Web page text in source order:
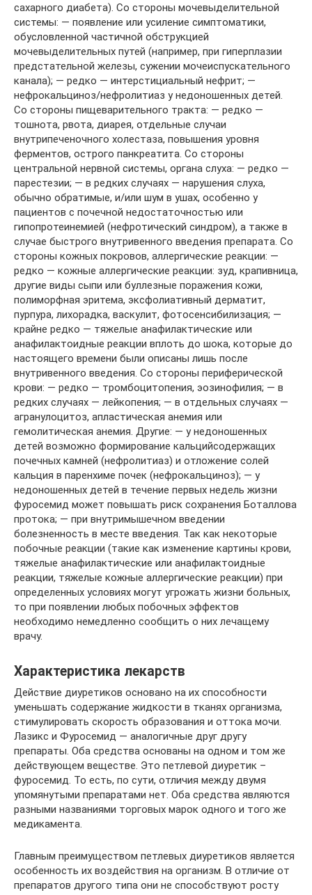
сахарного диабета). Со стороны мочевыделительной
системы: — появление или усиление симптоматики,
обусловленной частичной обструкцией
мочевыделительных путей (например, при гиперплазии
предстательной железы, сужении мочеиспускательного
канала); — редко — интерстициальный нефрит; —
нефрокальциноз/нефролитиаз у недоношенных детей.
Со стороны пищеварительного тракта: — редко —
тошнота, рвота, диарея, отдельные случаи
внутрипеченочного холестаза, повышения уровня
ферментов, острого панкреатита. Со стороны
центральной нервной системы, органа слуха: — редко —
парестезии; — в редких случаях — нарушения слуха,
обычно обратимые, и/или шум в ушах, особенно у
пациентов с почечной недостаточностью или
гипопротеинемией (нефротический синдром), а также в
случае быстрого внутривенного введения препарата. Со
стороны кожных покровов, аллергические реакции: —
редко — кожные аллергические реакции: зуд, крапивница,
другие виды сыпи или буллезные поражения кожи,
полиморфная эритема, эксфолиативный дерматит,
пурпура, лихорадка, васкулит, фотосенсибилизация; —
крайне редко — тяжелые анафилактические или
анафилактоидные реакции вплоть до шока, которые до
настоящего времени были описаны лишь после
внутривенного введения. Со стороны периферической
крови: — редко — тромбоцитопения, эозинофилия; — в
редких случаях — лейкопения; — в отдельных случаях —
агранулоцитоз, апластическая анемия или
гемолитическая анемия. Другие: — у недоношенных
детей возможно формирование кальцийсодержащих
почечных камней (нефролитиаз) и отложение солей
кальция в паренхиме почек (нефрокальциноз); — у
недоношенных детей в течение первых недель жизни
фуросемид может повышать риск сохранения Боталлова
протока; — при внутримышечном введении
болезненность в месте введения. Так как некоторые
побочные реакции (такие как изменение картины крови,
тяжелые анафилактические или анафилактоидные
реакции, тяжелые кожные аллергические реакции) при
определенных условиях могут угрожать жизни больных,
то при появлении любых побочных эффектов
необходимо немедленно сообщить о них лечащему
врачу.
Характеристика лекарств
Действие диуретиков основано на их способности
уменьшать содержание жидкости в тканях организма,
стимулировать скорость образования и оттока мочи.
Лазикс и Фуросемид — аналогичные друг другу
препараты. Оба средства основаны на одном и том же
действующем веществе. Это петлевой диуретик –
фуросемид. То есть, по сути, отличия между двумя
упомянутыми препаратами нет. Оба средства являются
разными названиями торговых марок одного и того же
медикамента.
Главным преимуществом петлевых диуретиков является
особенность их воздействия на организм. В отличие от
препаратов другого типа они не способствуют росту